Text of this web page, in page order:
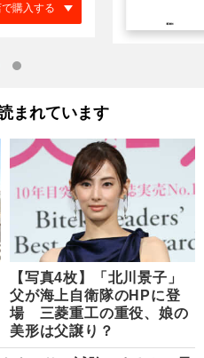
購入する
まれています
【写真4枚】「北川景子」
父が海上自衛隊のHPに登
場 三菱重工の重役、娘の
美形は父譲り？